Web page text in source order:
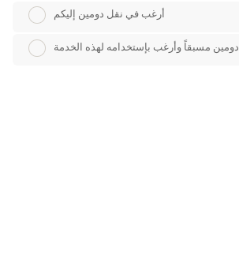
أرغب في نقل دومين إليكم
مسبقاً وأرغب بإستخدامه لهذه الخدمة